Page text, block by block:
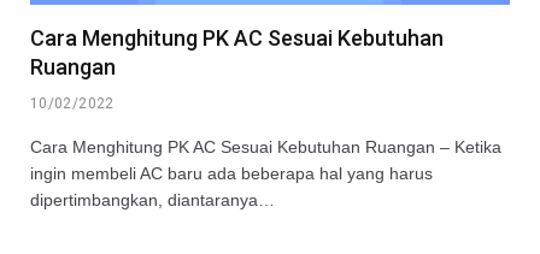
Cara Menghitung PK AC Sesuai Kebutuhan
Ruangan
10/02/2022
Cara Menghitung PK AC Sesuai Kebutuhan Ruangan – Ketika
ingin membeli AC baru ada beberapa hal yang harus
dipertimbangkan, diantaranya…